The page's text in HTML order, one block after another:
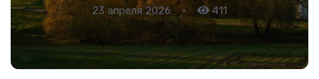
23 апреля 2026 • 411